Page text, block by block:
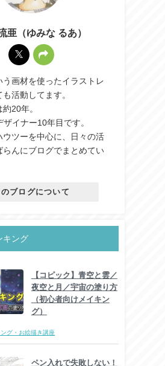
亜（ゆみな るあ）
う画材を使ったイラストレ
活動してます。
20年。
イナー10年目です。
ウツーを中心に、日々の活
らんにブログでまとめてい
のブログについて
キング
【コピック】青空と雲／
夜空と月／宇宙の塗り方
（初心者向けメイキン
グ）
ング・お絵描き講座
ペン入れで失敗しない！